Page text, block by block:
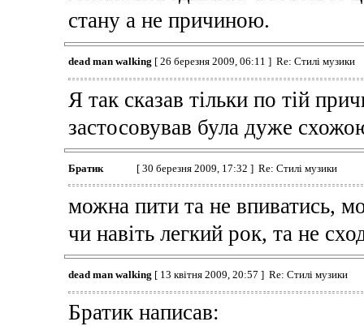
стану а не причиною.
dead man walking [ 26 березня 2009, 06:11 ] Re: Стилі музики
Я так сказав тільки по тій
застосовував була дуже
Братик [ 30 березня 2009, 17:32 ] Re: Стилі музики
можна пити та не впиватись,
чи навіть легкий рок, та не
dead man walking [ 13 квітня 2009, 20:57 ] Re: Стилі музики
Братик написав: